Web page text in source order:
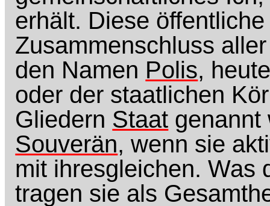
erhält. Diese
Zusammenschluss
den Namen Polis,
oder der staatlichen
Gliedern Staat genannt
Souverän, wenn sie
mit ihresgleichen. Was
tragen sie als